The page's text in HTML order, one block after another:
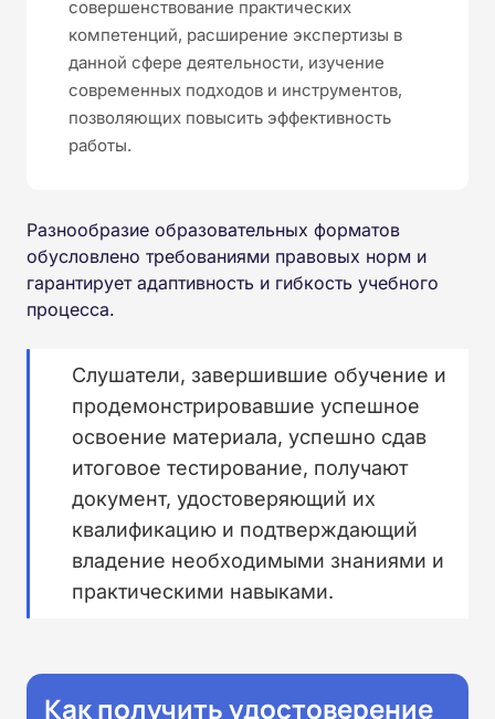
совершенствование практических
компетенций, расширение экспертизы в
данной сфере деятельности, изучение
современных подходов и инструментов,
позволяющих повысить эффективность
работы.
Разнообразие образовательных форматов
обусловлено требованиями правовых норм и
гарантирует адаптивность и гибкость учебного
процесса.
Слушатели, завершившие обучение и
продемонстрировавшие успешное
освоение материала, успешно сдав
итоговое тестирование, получают
документ, удостоверяющий их
квалификацию и подтверждающий
владение необходимыми знаниями и
практическими навыками.
Как получить удостоверение